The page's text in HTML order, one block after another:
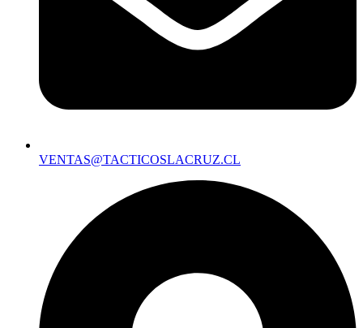
VENTAS@TACTICOSLACRUZ.CL